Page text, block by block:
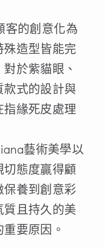
客的創意化為
造型皆能完
於紫貓眼、
式的設計與
緣死皮處理
藝術美學以
態度贏得顧
養到創意彩
且持久的美
要原因。